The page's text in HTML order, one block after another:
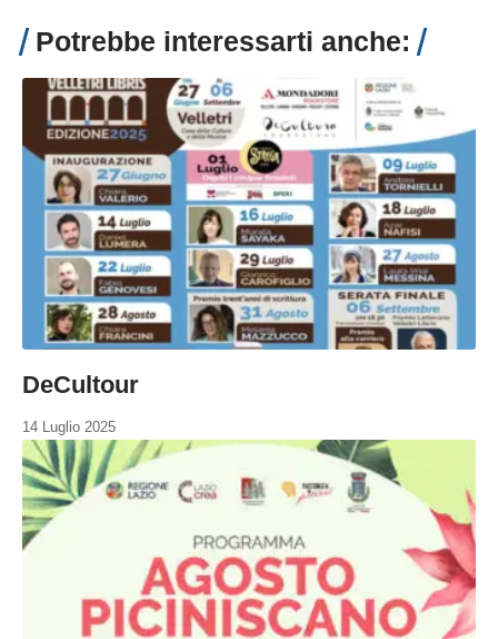
Potrebbe interessarti anche:
DeCultour
14 Luglio 2025